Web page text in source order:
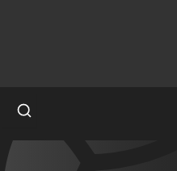
Spielersuche